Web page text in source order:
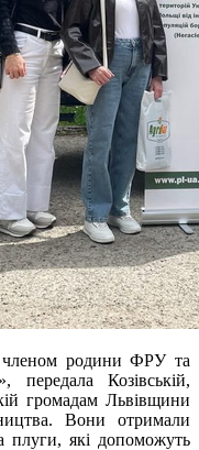
родини ФРУ та
передала Козівській,
громадам Львівщини
Вони отримали
плуги, які допоможуть